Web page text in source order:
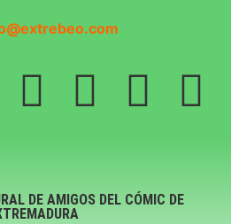
DE AMIGOS DEL CÓMIC DE